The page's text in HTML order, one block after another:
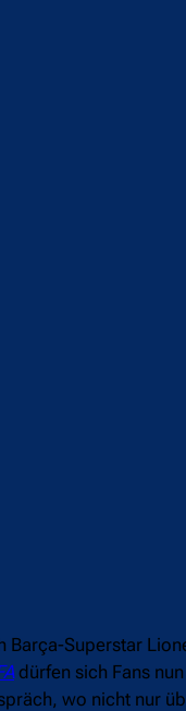
Barça-Superstar
dürfen sich Fans
wo nicht nur